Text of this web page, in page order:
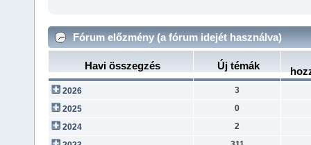
Fórum előzmény (a fórum idejét használva)
Havi összegzés Új témák
2026
3
2025
0
2024
2